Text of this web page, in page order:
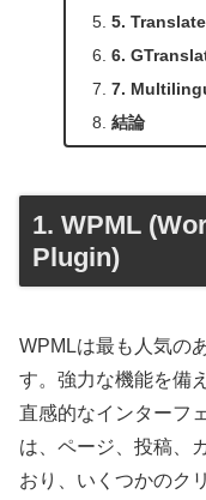
5.
6.
7.
結論
1. WPML
Plugin)
WPMLは最も人気の
す。強力な機能を備
直感的なインターフ
は、ページ、投稿、
おり、いくつかのク